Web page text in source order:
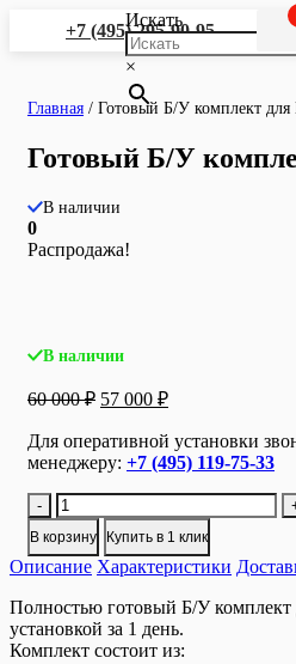
+7 (495) 295-90-95
Искать
×
Главная / Готовый Б/У комплект
Готовый Б/У
В наличии
0
Распродажа!
В наличии
60 000₽ Первоначальная
составляла
60
57 000 ₽Текущая
57
000 ₽.
Для оперативной установки
менеджеру: +7 (495) 119-75-33
-
Количество
товара
Готовый
Б/
комплект
для
Шаурмы
В корзину Купить в 1 клик
Описание Характеристики
Полностью готовый Б/У
установкой за 1 день.
Комплект состоит из: